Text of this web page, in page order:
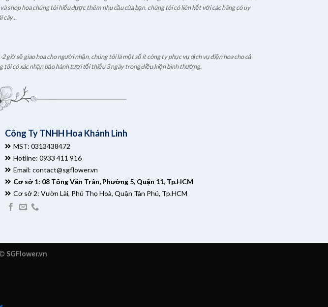
shop hoa chúng tôi hiểu được thêm nhu cầu của bạn, chúng tôi có liên kết với các hãng có uy
cây...
sẽ giao hoa cho người nhận, chúng tôi là một số ít công ty phục vụ dịch vụ điện hoa cho cả
tôi có xác nhận bảo hành tươi tối thiểu 3 ngày trong điều kiện bình thường.
Công Ty TNHH Hoa Khánh Linh
MST: 0313438472
Hotline: 0933 411 916
Email: contact@sgflower.vn
Cơ sở 1: 08 Tống Văn Trân, Phường 5, Quận 11, Tp.HCM
Cơ sở 2: Vườn Lài, Phú Thọ Hoà, Quận Tân Phú, Tp.HCM
SGFlower.vn